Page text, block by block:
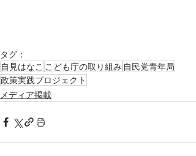
タグ：
自見はなこ こども庁の取り組み 自民党青年局
政策実践プロジェクト
メディア掲載